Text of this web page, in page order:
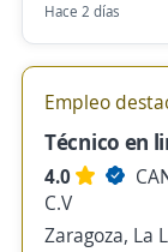
Hace 2 días
Empleo
Técnico en
4.0
C.V
Zaragoza, La